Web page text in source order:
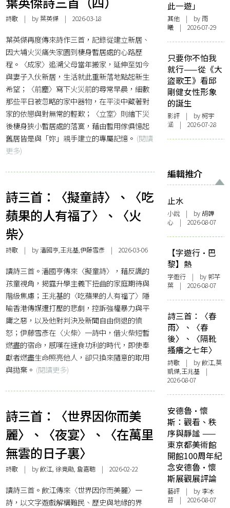
詩歌 | by 葉英傑 | 2026-03-18
葉英傑再度傳來詩作三首，記錄從建立新居、
因大埔火災痛失家園到棲身暫居處的心路歷
程。〈成家〉追溯父母當年搬家，延伸至如今
與妻子入伙新居，生活就此重新落地點起新生
希望；〈前塵〉寫下火災前的尋常早晨，細數
那些平日被忽略的家中器物，在平淡中藏著對
家的依戀與對無常的輕歎；〈立室〉則繪下災
後棲身狹小暫居處的落寞，藉由暫用傢俱憶起
舊居皆是與「妳」親手建立的專屬記憶。 (閱讀
更多)
詩三首：〈擬童詩〉、〈吃
蘋果的人有福了〉、〈火
柴〉
詩歌 | by 潘國亨,王兆基,伊藤雪彥 | 2026-03-06
讀詩三首。潘國亨傳來〈擬童詩〉，藉反諷的
孩童視角，揭露升學主義下扭曲的家庭期待與
階級焦慮；王兆基的〈吃蘋果的人有福了〉隱
喻香港傳媒遭打壓的悲劇，控訴強權暴力與平
庸之惡，以及他對判決及新聞自由倒退的憤
怒；伊藤雪彥在〈火柴〉一詩中，借火柴短暫
燃盡的宿命，感嘆在速食功利的時代，即使奉
獻者燃盡生命照亮他人，卻只換來隨意的取用
與拋棄。 (閱讀更多)
詩三首：〈世界因你而美
麗〉、〈夜宴〉、〈在萬里
無雲的日子裏〉
詩歌 | by 飲江, 徐竟勛, 詹嘉聰 | 2026-02-22
讀詩三首。飲江傳來〈世界因你而美麗〉一
詩，以文字遊戲解構難民、歷史與地緣的界
此一遊」
其他 | by 雨
曦 | 2026-07-29
只要你不怕我
就行——從《大
盜歌王》看邱
剛健女性形象
的誕生
影評 | by 柯宇
涵 | 2026-07-28
編輯推介
止水
小說 | by 胡韡
心 | 2026-08-07
【字遊行·巴
黎】熱
字遊行 | by 郭芊
葉 | 2026-08-07
詩三首：〈春
雨〉、〈春
後〉、〈隔靴
搔癢之七年〉
詩歌 | by 飲江,莫
凱傑,王兆基 |
2026-08-07
安德魯·懷
斯：觀看、秩
序與靜謐 ——
東京都美術館
開館100周年紀
念安德魯·懷
斯展觀展評論
藝評 | by 李冰
苔 | 2026-08-07